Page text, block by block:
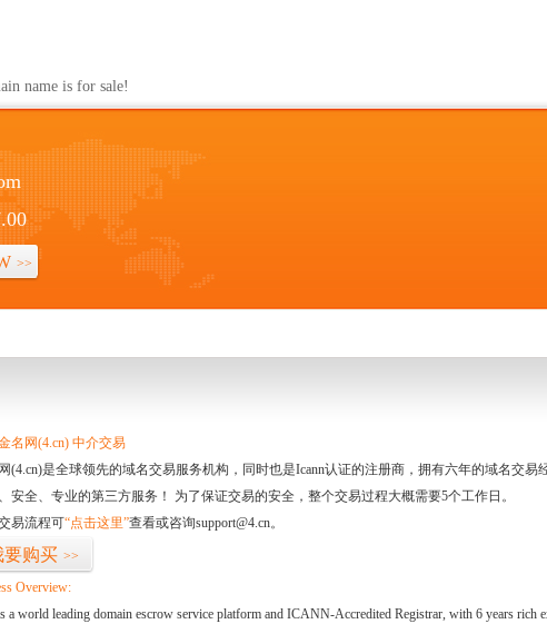
name is for sale!
>>
名网(4.cn) 中介交易
(4.cn)是全球领先的域名交易服务机构，同时也是Icann认证的注册商，拥有六年的域名交
安全、专业的第三方服务！ 为了保证交易的安全，整个交易过程大概需要5个工作日。
易流程可“点击这里”查看或咨询support@4.cn。
要购买 >>
Overview:
a world leading domain escrow service platform and ICANN-Accredited Registrar, with 6 years rich